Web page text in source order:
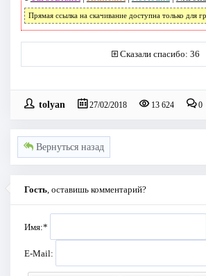
Прямая ссылка на скачивание доступна только для
Сказали спасибо: 36
tolyan 27/02/2018 13 624 0
Вернуться назад
Гость , оставишь комментарий?
Имя:*
E-Mail: